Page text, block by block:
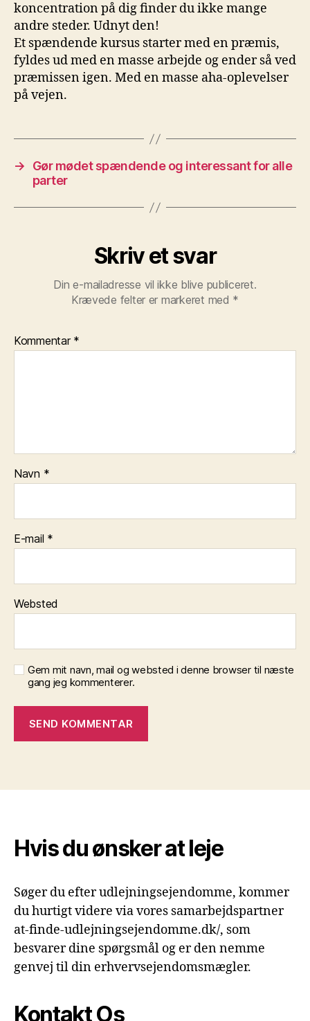
koncentration på dig finder du ikke mange
andre steder. Udnyt den!
Et spændende kursus starter med en præmis,
fyldes ud med en masse arbejde og ender så ved
præmissen igen. Med en masse aha-oplevelser
på vejen.
→
Gør mødet spændende og interessant for alle
parter
Skriv et svar
Din e-mailadresse vil ikke blive publiceret.
Krævede felter er markeret med *
Kommentar *
Navn *
E-mail *
Websted
Gem mit navn, mail og websted i denne browser til næste
gang jeg kommenterer.
Hvis du ønsker at leje
Søger du efter udlejningsejendomme, kommer
du hurtigt videre via vores samarbejdspartner
at-finde-udlejningsejendomme.dk/, som
besvarer dine spørgsmål og er den nemme
genvej til din erhvervsejendomsmægler.
Kontakt Os